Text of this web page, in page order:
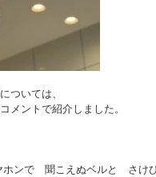
ついては、
メントで紹介しました。
ホンで 聞こえぬベルと さけ